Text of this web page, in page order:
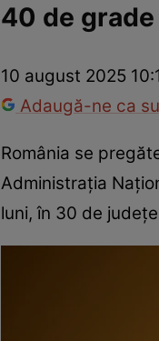
InternaționalFapt
40 de
10 august 2025
Adaugă-ne ca
România se
Administrația
luni, în 30 de